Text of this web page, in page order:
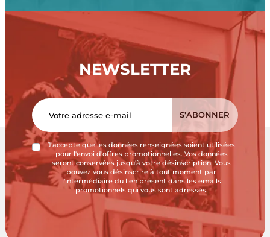
NEWSLETTER
J'accepte que les données renseignées soient utilisées
pour l'envoi d'offres promotionnelles. Vos données
seront conservées jusqu'à votre désinscription. Vous
pouvez vous désinscrire à tout moment par
l'intermédiaire du lien présent dans les emails
promotionnels qui vous sont adressés.